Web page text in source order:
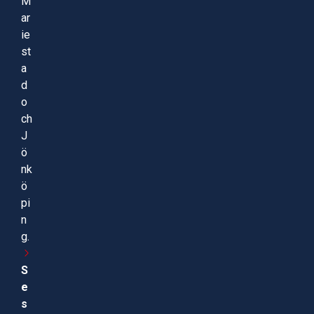
ar
ie
st
a
d
o
ch
J
ö
nk
ö
pi
n
g.
S
e
s